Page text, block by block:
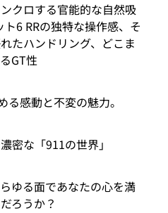
クロする官能的な自然吸
6 RRの独特な操作感、そ
たハンドリング、どこま
GT性
感動と不変の魅力。
密な「911の世界」
ゆる面であなたの心を満
ろうか？